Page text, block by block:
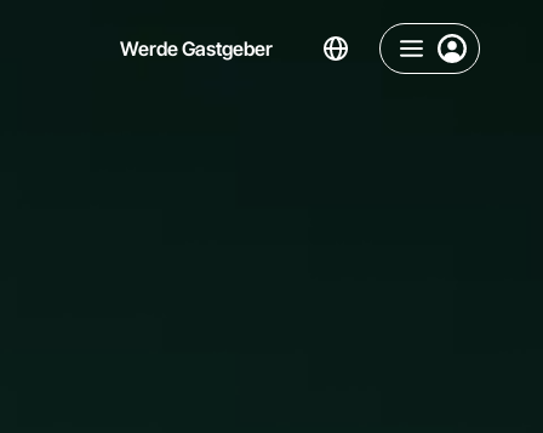
Werde Gastgeber